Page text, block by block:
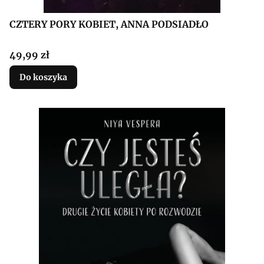
CZTERY PORY KOBIET, ANNA PODSIADŁO
Cena
49,99 zł
Do koszyka